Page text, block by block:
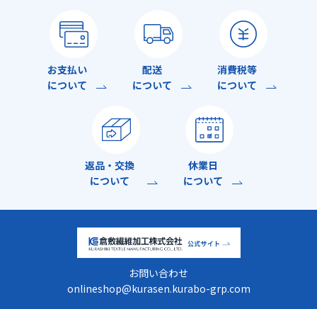
お支払い
について
配送
について
消費税等
について
返品・交換
について
休業日
について
お問い合わせ
onlineshop@kurasen.kurabo-grp.com